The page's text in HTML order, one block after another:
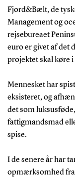
Fjord&Bælt, de
Management og
rejsebureaet
euro er givet af det
projektet skal køre i
Mennesket har
eksisteret, og
det som
fattigmandsmad
spise.
I de senere år har
opmærksomhed fra